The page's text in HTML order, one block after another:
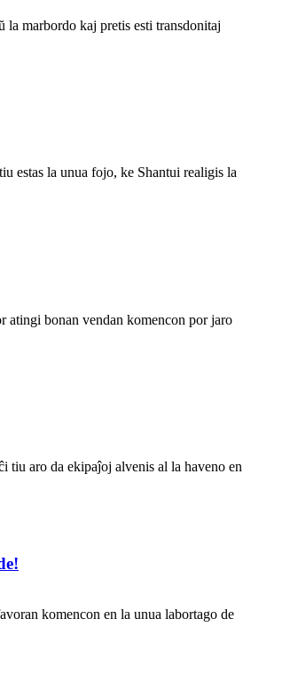
marbordo kaj pretis esti transdonitaj
estas la unua fojo, ke Shantui realigis la
bonan vendan komencon por jaro
tiu aro da ekipaĵoj alvenis al la haveno en
komencon en la unua labortago de